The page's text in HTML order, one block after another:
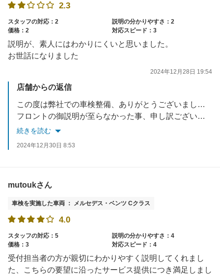
2.3
スタッフの対応：2
説明の分かりやすさ：2
価格：2
対応スピード：3
説明が、素人にはわかりにくいと思いました。
お世話になりました
2024年12月28日 19:54
店舗からの返信
この度は弊社での車検整備、ありがとうございました。
フロントの御説明が至らなかった事、申し訳ございませんでした。
今一度、御客様一人一人に丁寧な接客を心がけるよう
続きを読む
2024年12月30日 8:53
mutoukさん
車検を実施した車両 ： メルセデス・ベンツ Cクラス
4.0
スタッフの対応：5
説明の分かりやすさ：4
価格：3
対応スピード：4
受付担当者の方が親切にわかりやすく説明してくれまし
た、こちらの要望に沿ったサービス提供につき満足しまし